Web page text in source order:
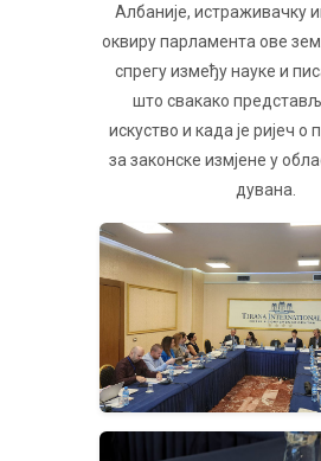
Албаније, истраживачку
оквиру парламента ове
спрегу између науке и
што свакако
искуство и када је ријеч о
за законске измјене у
дувана.